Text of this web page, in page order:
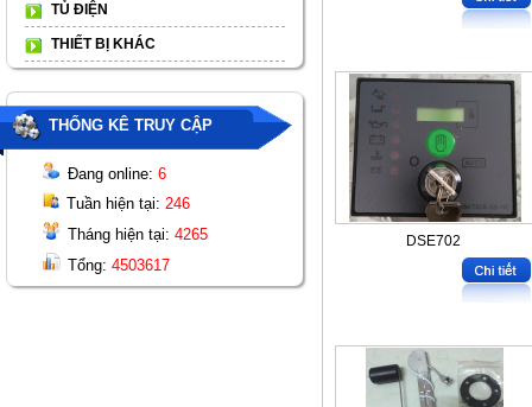
TỦ ĐIỆN
THIẾT BỊ KHÁC
THỐNG KÊ TRUY CẬP
Đang online: 6
Tuần hiện tại: 246
Tháng hiện tại: 4265
Tổng: 4503617
DSE702